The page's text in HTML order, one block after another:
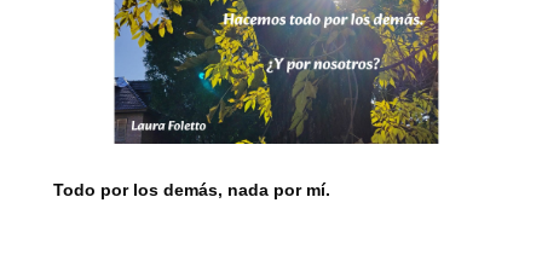
Todo por los demás, nada por mí.